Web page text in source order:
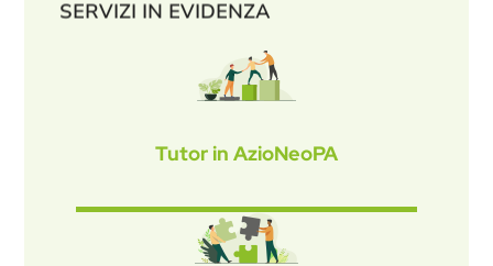
SERVIZI IN EVIDENZA
Tutor in AzioNeoPA